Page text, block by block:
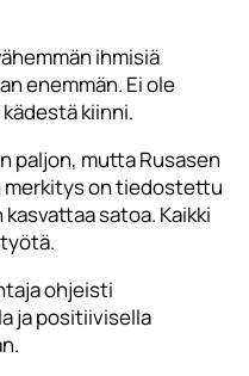
ihmisiä
enemmän. Ei ole
kiinni.
paljon, mutta Rusasen
merkitys on tiedostettu
satoa. Kaikki
ohjeisti
ja positiivisella